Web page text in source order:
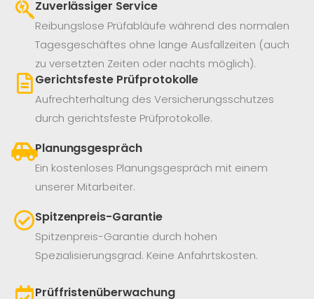
Zuverlässiger Service
Reibungslose Prüfabläufe während des normalen
Tagesgeschäftes ohne lange Ausfallzeiten (auch
zu versetzten Zeiten oder nachts möglich).
Gerichtsfeste Prüfprotokolle
Aufrechterhaltung des Versicherungsschutzes
durch gerichtsfeste Prüfprotokolle.
Planungsgespräch
Ein kostenloses Planungsgespräch mit einem
unserer Mitarbeiter.
Spitzenpreis-Garantie
Spitzenpreis-Garantie durch hohen
Spezialisierungsgrad. Keine Anfahrtskosten.
Prüffristenüberwachung